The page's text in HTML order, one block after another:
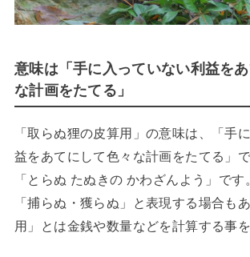
意味は「手に入っていない利益を
な計画をたてる」
「取らぬ狸の皮算用」の意味は、「手
益をあてにして色々な計画をたてる」
「とらぬ たぬきの かわざんよう」で
「捕らぬ・獲らぬ」と表現する場合も
用」とは金銭や数量などを計算する事